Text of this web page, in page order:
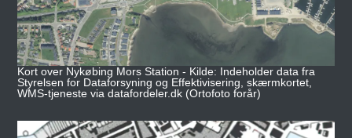
Kort over Nykøbing Mors Station - Kilde: Indeholder data fra
Styrelsen for Dataforsyning og Effektivisering, skærmkortet,
WMS-tjeneste via datafordeler.dk (Ortofoto forår)